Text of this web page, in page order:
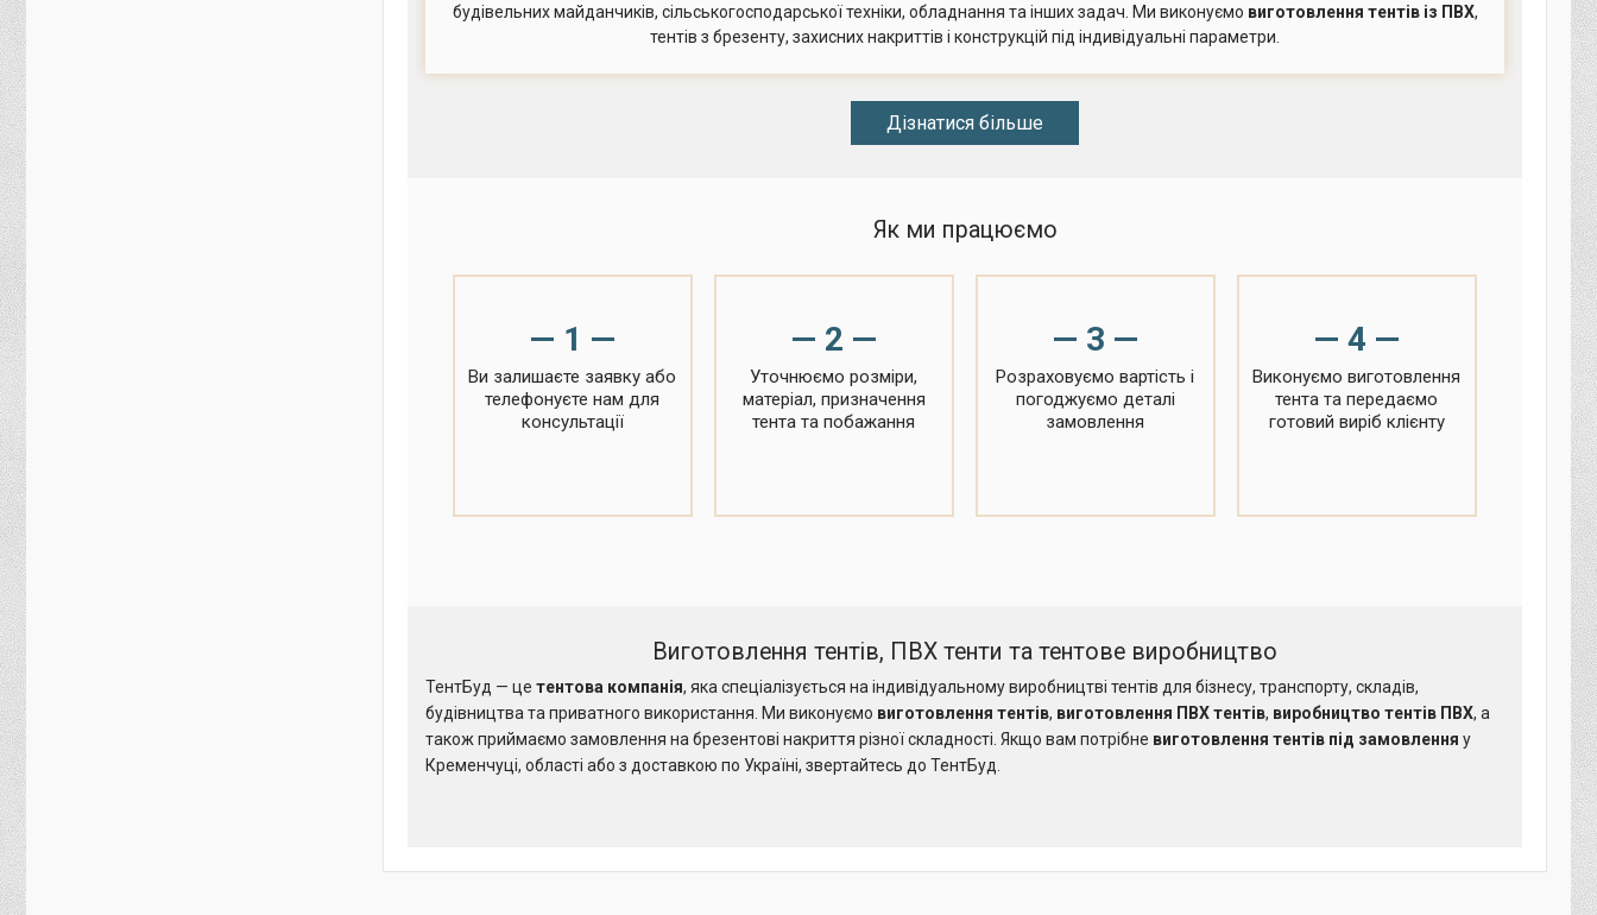
будівельних майданчиків, сільськогосподарської техніки, обладнання та інших задач. Ми виконуємо виготовлення тентів із ПВХ,
тентів з брезенту, захисних накриттів і конструкцій під індивідуальні параметри.
Дізнатися більше
Як ми працюємо
— 1 —
Ви залишаєте заявку або
телефонуєте нам для
консультації
— 2 —
Уточнюємо розміри,
матеріал, призначення
тента та побажання
— 3 —
Розраховуємо вартість і
погоджуємо деталі
замовлення
— 4 —
Виконуємо виготовлення
тента та передаємо
готовий виріб клієнту
Виготовлення тентів, ПВХ тенти та тентове виробництво
ТентБуд — це тентова компанія, яка спеціалізується на індивідуальному виробництві тентів для бізнесу, транспорту, складів,
будівництва та приватного використання. Ми виконуємо виготовлення тентів, виготовлення ПВХ тентів, виробництво тентів ПВХ, а
також приймаємо замовлення на брезентові накриття різної складності. Якщо вам потрібне виготовлення тентів під замовлення у
Кременчуці, області або з доставкою по Україні, звертайтесь до ТентБуд.